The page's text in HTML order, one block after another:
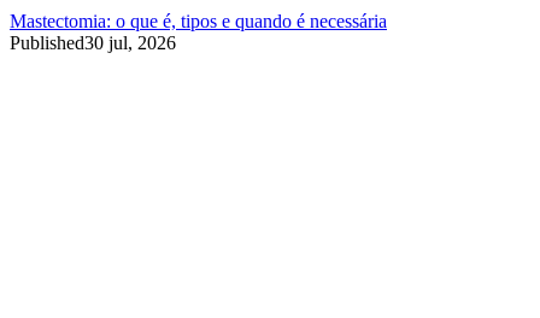
Mastectomia: o que é, tipos e quando é necessária
Published30 jul, 2026